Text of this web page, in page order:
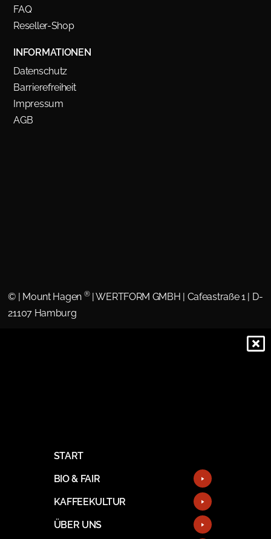
FAQ
Reseller-Shop
INFORMATIONEN
Datenschutz
Barrierefreiheit
Impressum
AGB
© | Mount Hagen ®| WERTFORM GMBH | Cafeastraße 1 | D-
21107 Hamburg
START
BIO & FAIR
KAFFEEKULTUR
ÜBER UNS